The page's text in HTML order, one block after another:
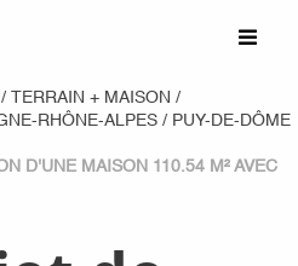
/ TERRAIN + MAISON /
RHÔNE-ALPES / PUY-DE-DÔME
D'UNE MAISON 110.54 M² AVEC